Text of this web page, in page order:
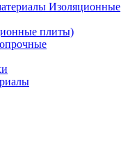
Изоляционные
плиты)